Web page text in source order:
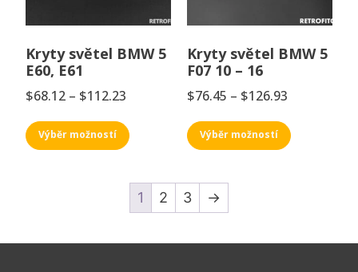
Kryty světel BMW 5
E60, E61
$68.12 – $112.23
Výběr možností
Kryty světel BMW 5
F07 10 – 16
$76.45 – $126.93
Výběr možností
1 2 3 →